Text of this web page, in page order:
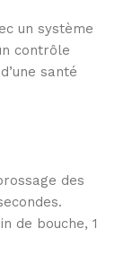
un système
contrôle
santé
des
de bouche, 1